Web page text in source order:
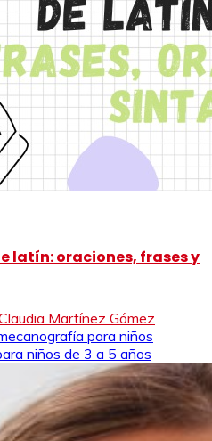
latín: oraciones, frases y
Martínez Gómez
para niños
niños de 3 a 5 años